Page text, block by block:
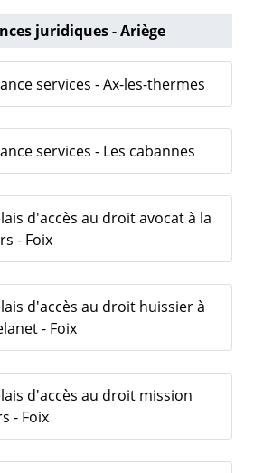
juridiques - Ariège
services - Ax-les-thermes
services - Les cabannes
d'accès au droit avocat à la
- Foix
d'accès au droit huissier à
- Foix
d'accès au droit mission
- Foix